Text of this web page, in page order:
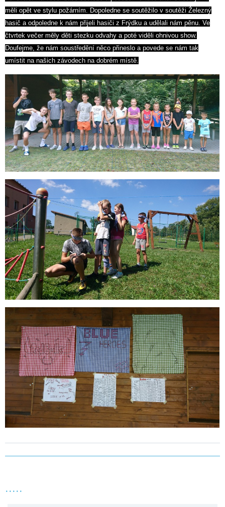
měli opět ve stylu požárním. Dopoledne se soutěžilo v soutěži Železný
hasič a odpoledne k nám přijeli hasiči z Frýdku a udělali nám pěnu. Ve
čtvrtek večer měly děti stezku odvahy a poté viděli ohnivou show.
Doufejme, že nám soustředění něco přineslo a povede se nám tak
umístit na našich závodech na dobrém místě.
.....